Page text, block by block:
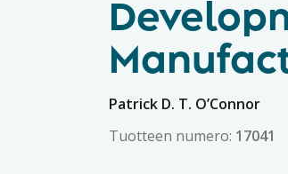
Patrick D. T. O’Connor
Tuotteen numero: 17041